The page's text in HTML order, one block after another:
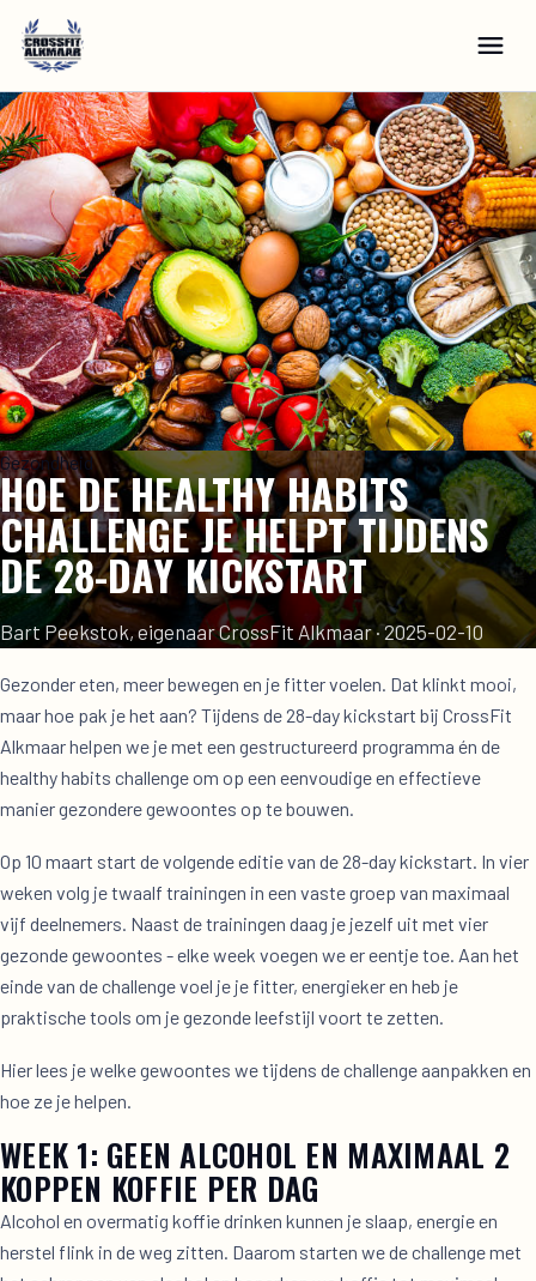
Gezondheid
HOE DE HEALTHY HABITS
CHALLENGE JE HELPT TIJDENS
DE 28-DAY KICKSTART
Bart Peekstok, eigenaar CrossFit Alkmaar·2025-02-10
Gezonder eten, meer bewegen en je fitter voelen. Dat klinkt mooi,
maar hoe pak je het aan? Tijdens de 28-day kickstart bij CrossFit
Alkmaar helpen we je met een gestructureerd programma én de
healthy habits challenge om op een eenvoudige en effectieve
manier gezondere gewoontes op te bouwen.
Op 10 maart start de volgende editie van de 28-day kickstart. In vier
weken volg je twaalf trainingen in een vaste groep van maximaal
vijf deelnemers. Naast de trainingen daag je jezelf uit met vier
gezonde gewoontes - elke week voegen we er eentje toe. Aan het
einde van de challenge voel je je fitter, energieker en heb je
praktische tools om je gezonde leefstijl voort te zetten.
Hier lees je welke gewoontes we tijdens de challenge aanpakken en
hoe ze je helpen.
WEEK 1: GEEN ALCOHOL EN MAXIMAAL 2
KOPPEN KOFFIE PER DAG
Alcohol en overmatig koffie drinken kunnen je slaap, energie en
herstel flink in de weg zitten. Daarom starten we de challenge met